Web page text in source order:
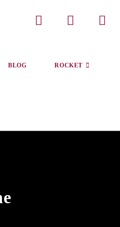
BLOG ROCKET